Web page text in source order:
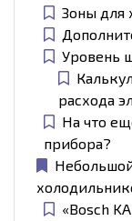
Зоны для
Уровень
расхода
На что
прибора?
«Bosch